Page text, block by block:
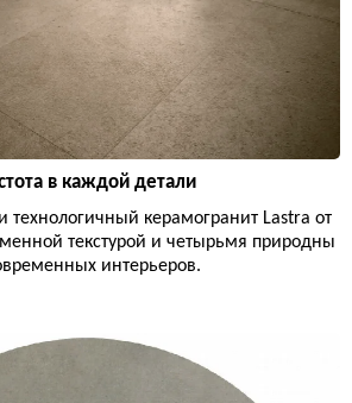
в каждой детали
керамогранит Lastra от
текстурой и четырьмя природны
интерьеров.